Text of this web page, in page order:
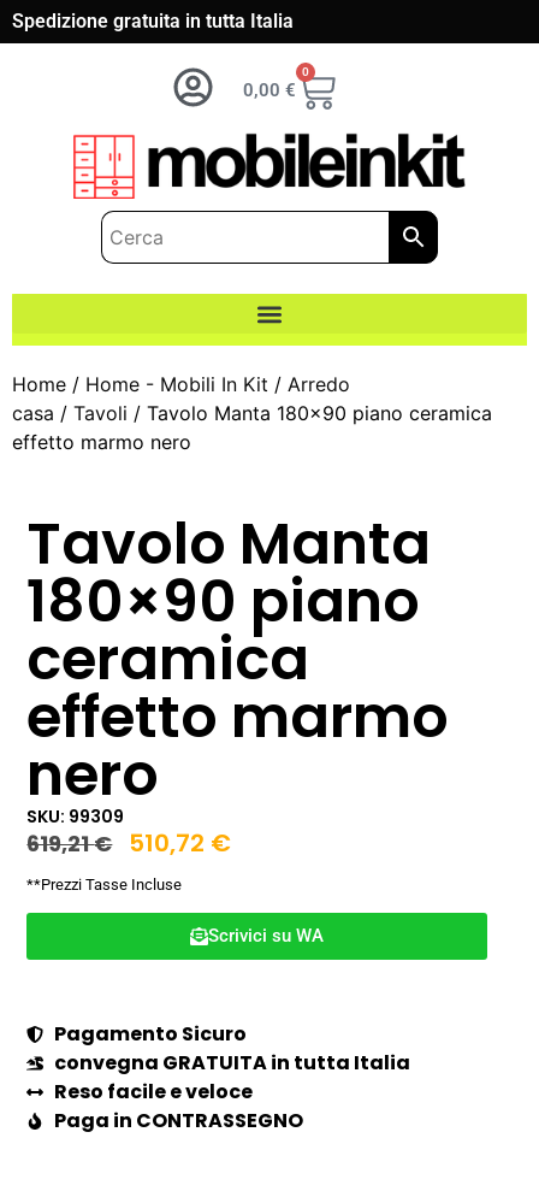
Spedizione gratuita in tutta Italia
0,00 €
0
Home / Home - Mobili In Kit / Arredo
casa / Tavoli / Tavolo Manta 180×90 piano ceramica
effetto marmo nero
Tavolo Manta
180×90 piano
ceramica
effetto marmo
nero
SKU: 99309
619,21€ 510,72 €
**Prezzi Tasse Incluse
Scrivici su WA
Pagamento Sicuro
convegna GRATUITA in tutta Italia
Reso facile e veloce
Paga in CONTRASSEGNO